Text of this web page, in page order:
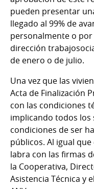
pueden presentar
llegado al 99% de
personalmente o
dirección
de enero o de julio.
Una vez que las
Acta de Finalización
con las condiciones
implicando todos los
condiciones de ser
públicos. Al igual
labra con las firmas
la Cooperativa,
Asistencia Técnica y